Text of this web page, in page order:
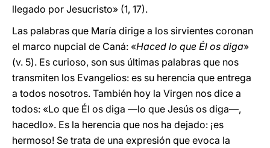
llegado por Jesucristo» (1, 17).
Las palabras que María dirige a los sirvientes coronan
el marco nupcial de Caná: «Haced lo que Él os diga»
(v. 5). Es curioso, son sus últimas palabras que nos
transmiten los Evangelios: es su herencia que entrega
a todos nosotros. También hoy la Virgen nos dice a
todos: «Lo que Él os diga —lo que Jesús os diga—,
hacedlo». Es la herencia que nos ha dejado: ¡es
hermoso! Se trata de una expresión que evoca la